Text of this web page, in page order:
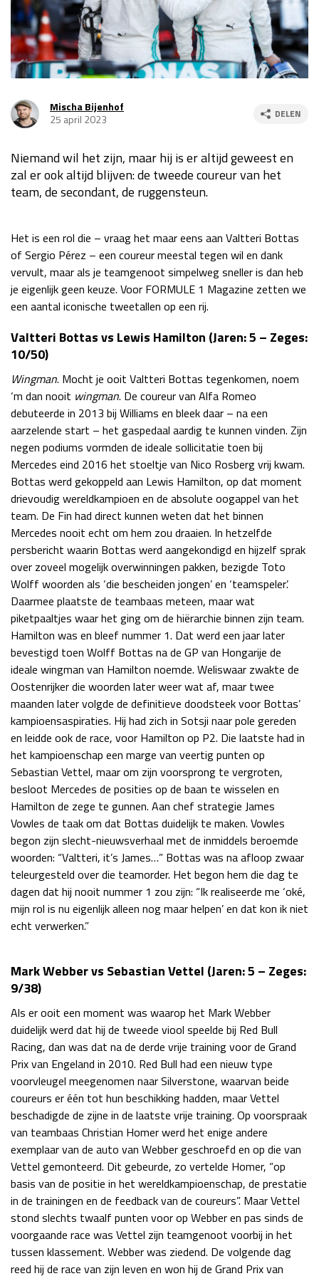
Race
za 13:00 - 15:00
GP VERENIGDE STATEN 2026 23 - 25 okt
Race
zo 21:00 - 23:00
GP MEXICO 2026
Race
zo 21:00 - 23:00
GP SÃO PAULO 2026 06 - 08 nov
Kwalificatie
LAS VEGAS GRAND PRIX 2026 20 - 22 nov
Race
zo 05:00 - 07:00
GP QATAR 2026 27 - 29 nov
Kwalificatie
za 19:00 - 20:00
Race
zo 17:00 - 19:00
04 - 06 dec
Kwalificatie
za 15:00 - 16:00
Race
zo 14:00 - 16:00
Mischa Bijenhof
25 april 2023
DELEN
Niemand wil het zijn, maar hij is er altijd geweest en
zal er ook altijd blijven: de tweede coureur van het
team, de secondant, de ruggensteun.
Het is een rol die – vraag het maar eens aan Valtteri Bottas
of Sergio Pérez – een coureur meestal tegen wil en dank
vervult, maar als je teamgenoot simpelweg sneller is dan heb
je eigenlijk geen keuze. Voor FORMULE 1 Magazine zetten we
een aantal iconische tweetallen op een rij.
Valtteri Bottas vs Lewis Hamilton (Jaren: 5 – Zeges:
10/50)
Wingman. Mocht je ooit Valtteri Bottas tegenkomen, noem
‘m dan nooit wingman. De coureur van Alfa Romeo
debuteerde in 2013 bij Williams en bleek daar – na een
aarzelende start – het gaspedaal aardig te kunnen vinden. Zijn
negen podiums vormden de ideale sollicitatie toen bij
Mercedes eind 2016 het stoeltje van Nico Rosberg vrij kwam.
Bottas werd gekoppeld aan Lewis Hamilton, op dat moment
drievoudig wereldkampioen en de absolute oogappel van het
team. De Fin had direct kunnen weten dat het binnen
Mercedes nooit echt om hem zou draaien. In hetzelfde
persbericht waarin Bottas werd aangekondigd en hijzelf sprak
over zoveel mogelijk overwinningen pakken, bezigde Toto
Wolff woorden als ‘die bescheiden jongen’ en ‘teamspeler’.
Daarmee plaatste de teambaas meteen, maar wat
piketpaaltjes waar het ging om de hiërarchie binnen zijn team.
Hamilton was en bleef nummer 1. Dat werd een jaar later
bevestigd toen Wolff Bottas na de GP van Hongarije de
ideale wingman van Hamilton noemde. Weliswaar zwakte de
Oostenrijker die woorden later weer wat af, maar twee
maanden later volgde de definitieve doodsteek voor Bottas’
kampioensaspiraties. Hij had zich in Sotsji naar pole gereden
en leidde ook de race, voor Hamilton op P2. Die laatste had in
het kampioenschap een marge van veertig punten op
Sebastian Vettel, maar om zijn voorsprong te vergroten,
besloot Mercedes de posities op de baan te wisselen en
Hamilton de zege te gunnen. Aan chef strategie James
Vowles de taak om dat Bottas duidelijk te maken. Vowles
begon zijn slecht-nieuwsverhaal met de inmiddels beroemde
woorden: “Valtteri, it’s James…” Bottas was na afloop zwaar
teleurgesteld over die teamorder. Het begon hem die dag te
dagen dat hij nooit nummer 1 zou zijn: “Ik realiseerde me ‘oké,
mijn rol is nu eigenlijk alleen nog maar helpen’ en dat kon ik niet
echt verwerken.”
Mark Webber vs Sebastian Vettel (Jaren: 5 – Zeges:
9/38)
Als er ooit een moment was waarop het Mark Webber
duidelijk werd dat hij de tweede viool speelde bij Red Bull
Racing, dan was dat na de derde vrije training voor de Grand
Prix van Engeland in 2010. Red Bull had een nieuw type
voorvleugel meegenomen naar Silverstone, waarvan beide
coureurs er één tot hun beschikking hadden, maar Vettel
beschadigde de zijne in de laatste vrije training. Op voorspraak
van teambaas Christian Homer werd het enige andere
exemplaar van de auto van Webber geschroefd en op die van
Vettel gemonteerd. Dit gebeurde, zo vertelde Homer, “op
basis van de positie in het wereldkampioenschap, de prestatie
in de trainingen en de feedback van de coureurs”. Maar Vettel
stond slechts twaalf punten voor op Webber en pas sinds de
voorgaande race was Vettel zijn teamgenoot voorbij in het
tussen klassement. Webber was ziedend. De volgende dag
reed hij de race van zijn leven en won hij de Grand Prix van